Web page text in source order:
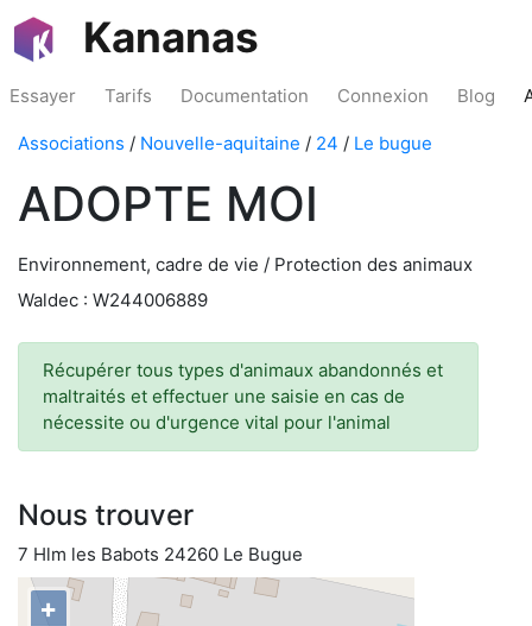
Kananas
Essayer Tarifs Documentation Connexion Blog
Associations / Nouvelle-aquitaine / 24 / Le bugue
ADOPTE MOI
Environnement, cadre de vie / Protection des animaux
Waldec : W244006889
Récupérer tous types d'animaux abandonnés et
maltraités et effectuer une saisie en cas de
nécessite ou d'urgence vital pour l'animal
Nous trouver
7 Hlm les Babots 24260 Le Bugue
+